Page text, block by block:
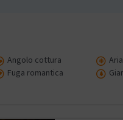
Angolo cottura
Fuga romantica